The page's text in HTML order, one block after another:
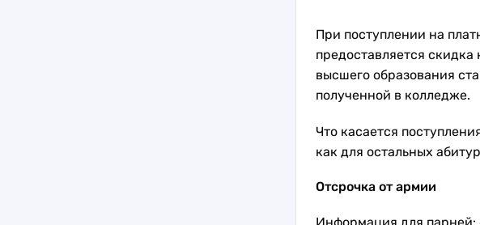
При поступлении на
предоставляется
высшего образования
полученной в колледже.
Что касается
как для остальных
Отсрочка от армии